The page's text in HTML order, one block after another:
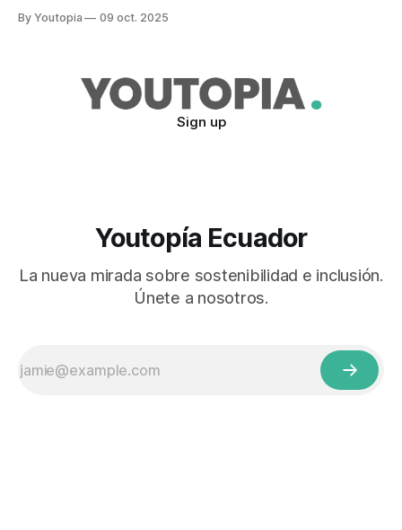
By Youtopia 09 oct. 2025
Sign up
Youtopía Ecuador
La nueva mirada sobre sostenibilidad e inclusión.
Únete a nosotros.